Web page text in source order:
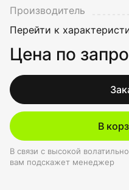
Производитель
Перейти к
Цена по
В
В связи с высокой
вам подскажет менеджер